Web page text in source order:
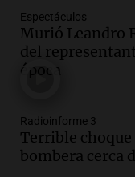
Audio.
presentar
cuestiona
Amamos
Audio.
julio en
nacional,
Espectáculos
Murió Leandro
del
época
Radioinforme 3
Terrible
bombera cerca